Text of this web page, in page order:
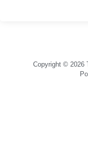
Copyright © 2026